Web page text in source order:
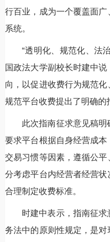
行百业，成为一个覆盖面
系统。
“透明化、规范化、法
国政法大学副校长时建中
向，以促进收费行为规范
规范平台收费提出了明确的
此次指南征求意见稿明
要求平台根据自身经营成本
交易习惯等因素，遵循公
分考虑平台内经营者经营状
合理制定收费标准。
时建中表示，指南征
务法中的原则性规定，是